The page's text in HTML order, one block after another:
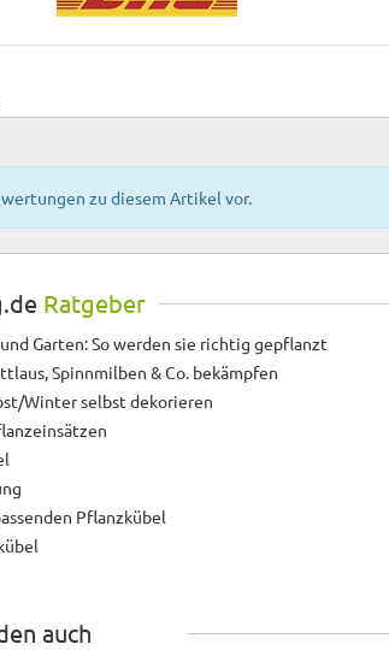
zu diesem Artikel vor.
Ratgeber
Garten: So werden sie richtig gepflanzt
Spinnmilben & Co. bekämpfen
Winter selbst dekorieren
Pflanzkübel
auch